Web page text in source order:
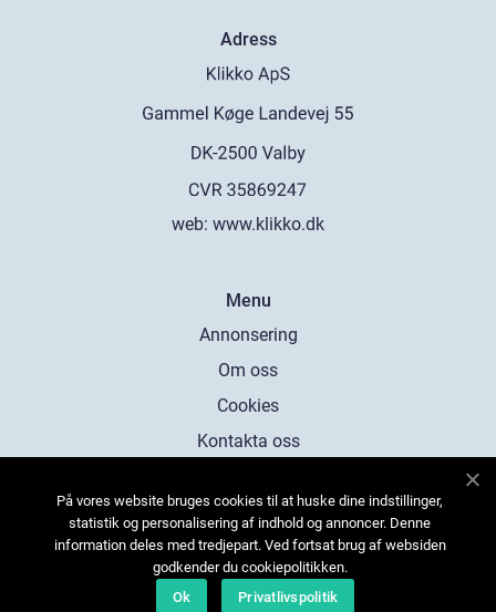
Adress
web: www.klikko.dk
Menu
Annonsering
Om oss
Cookies
Kontakta oss
På vores website bruges cookies til at huske dine indstillinger,
statistik og personalisering af indhold og annoncer. Denne
information deles med tredjepart. Ved fortsat brug af websiden
godkender du cookiepolitikken.
Ok
Privatlivspolitik